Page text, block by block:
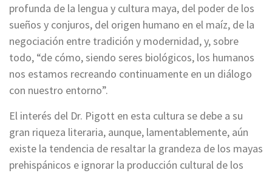
profunda de la lengua y cultura maya, del poder de los
sueños y conjuros, del origen humano en el maíz, de la
negociación entre tradición y modernidad, y, sobre
todo, “de cómo, siendo seres biológicos, los humanos
nos estamos recreando continuamente en un diálogo
con nuestro entorno”.
El interés del Dr. Pigott en esta cultura se debe a su
gran riqueza literaria, aunque, lamentablemente, aún
existe la tendencia de resaltar la grandeza de los mayas
prehispánicos e ignorar la producción cultural de los